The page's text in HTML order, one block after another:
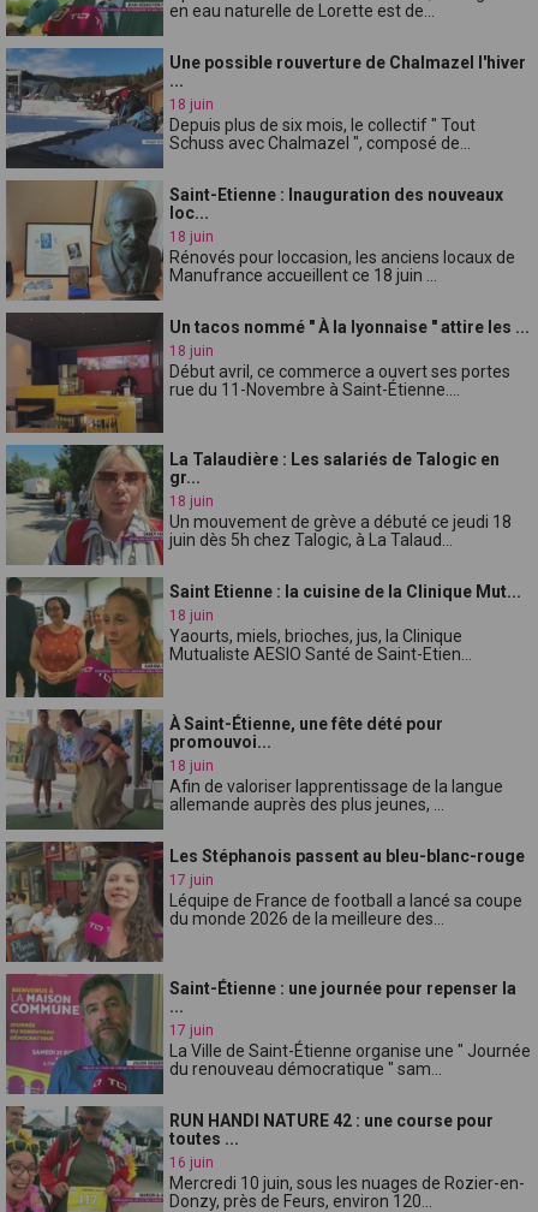
en eau naturelle de Lorette est de...
Une possible rouverture de Chalmazel l'hiver
...
18 juin
Depuis plus de six mois, le collectif " Tout
Schuss avec Chalmazel ", composé de...
Saint-Etienne : Inauguration des nouveaux
loc...
18 juin
Rénovés pour loccasion, les anciens locaux de
Manufrance accueillent ce 18 juin ...
Un tacos nommé " À la lyonnaise " attire les ...
18 juin
Début avril, ce commerce a ouvert ses portes
rue du 11-Novembre à Saint-Étienne....
La Talaudière : Les salariés de Talogic en
gr...
18 juin
Un mouvement de grève a débuté ce jeudi 18
juin dès 5h chez Talogic, à La Talaud...
Saint Etienne : la cuisine de la Clinique Mut...
18 juin
Yaourts, miels, brioches, jus, la Clinique
Mutualiste AESIO Santé de Saint-Etien...
À Saint-Étienne, une fête dété pour
promouvoi...
18 juin
Afin de valoriser lapprentissage de la langue
allemande auprès des plus jeunes, ...
Les Stéphanois passent au bleu-blanc-rouge
17 juin
Léquipe de France de football a lancé sa coupe
du monde 2026 de la meilleure des...
Saint-Étienne : une journée pour repenser la
...
17 juin
La Ville de Saint-Étienne organise une " Journée
du renouveau démocratique " sam...
RUN HANDI NATURE 42 : une course pour
toutes ...
16 juin
Mercredi 10 juin, sous les nuages de Rozier-en-
Donzy, près de Feurs, environ 120...